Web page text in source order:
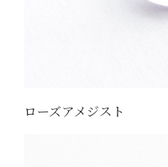
ローズアメジスト